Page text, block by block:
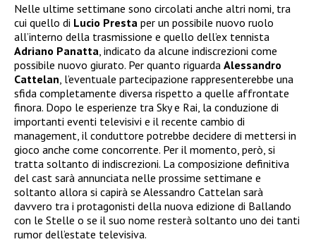
Nelle ultime settimane sono circolati anche altri nomi, tra
cui quello di Lucio Presta per un possibile nuovo ruolo
all’interno della trasmissione e quello dell’ex tennista
Adriano Panatta , indicato da alcune indiscrezioni come
possibile nuovo giurato. Per quanto riguarda Alessandro
Cattelan , l’eventuale partecipazione rappresenterebbe una
sfida completamente diversa rispetto a quelle affrontate
finora. Dopo le esperienze tra Sky e Rai, la conduzione di
importanti eventi televisivi e il recente cambio di
management, il conduttore potrebbe decidere di mettersi in
gioco anche come concorrente. Per il momento, però, si
tratta soltanto di indiscrezioni. La composizione definitiva
del cast sarà annunciata nelle prossime settimane e
soltanto allora si capirà se Alessandro Cattelan sarà
davvero tra i protagonisti della nuova edizione di Ballando
con le Stelle o se il suo nome resterà soltanto uno dei tanti
rumor dell’estate televisiva.